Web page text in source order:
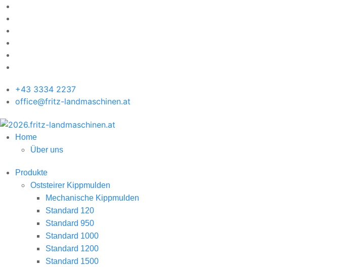
+43 3334 2237
office@fritz-landmaschinen.at
Home
Über uns
Produkte
Oststeirer Kippmulden
Mechanische Kippmulden
Standard 120
Standard 950
Standard 1000
Standard 1200
Standard 1500